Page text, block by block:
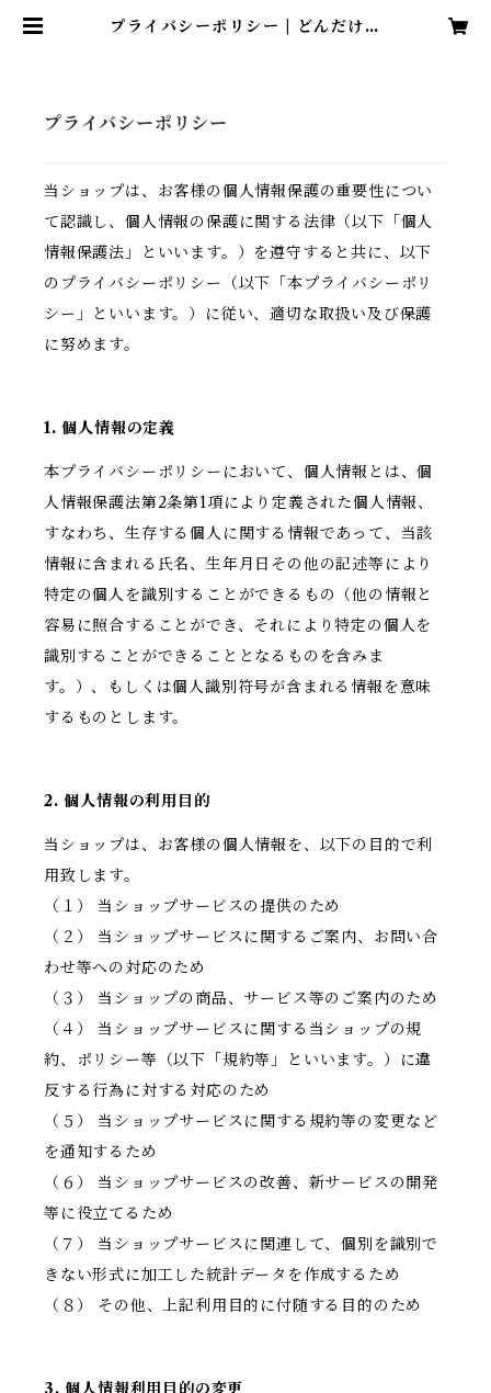
プライバシーポリシー | どんだけ自
プライバシーポリシー
当ショップは、お客様の個人情報保護の重要性につい
て認識し、個人情報の保護に関する法律（以下「個人
情報保護法」といいます。）を遵守すると共に、以下
のプライバシーポリシー（以下「本プライバシーポリ
シー」といいます。）に従い、適切な取扱い及び保護
に努めます。
1. 個人情報の定義
本プライバシーポリシーにおいて、個人情報とは、個
人情報保護法第2条第1項により定義された個人情報、
すなわち、生存する個人に関する情報であって、当該
情報に含まれる氏名、生年月日その他の記述等により
特定の個人を識別することができるもの（他の情報と
容易に照合することができ、それにより特定の個人を
識別することができることとなるものを含みま
す。）、もしくは個人識別符号が含まれる情報を意味
するものとします。
2. 個人情報の利用目的
当ショップは、お客様の個人情報を、以下の目的で利
用致します。
（１） 当ショップサービスの提供のため
（２） 当ショップサービスに関するご案内、お問い合
わせ等への対応のため
（３） 当ショップの商品、サービス等のご案内のため
（４） 当ショップサービスに関する当ショップの規
約、ポリシー等（以下「規約等」といいます。）に違
反する行為に対する対応のため
（５） 当ショップサービスに関する規約等の変更など
を通知するため
（６） 当ショップサービスの改善、新サービスの開発
等に役立てるため
（７） 当ショップサービスに関連して、個別を識別で
きない形式に加工した統計データを作成するため
（８） その他、上記利用目的に付随する目的のため
3. 個人情報利用目的の変更